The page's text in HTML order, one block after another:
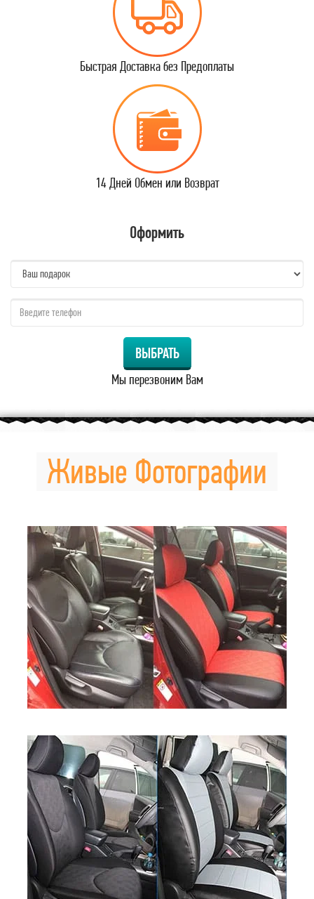
Быстрая Доставка без Предоплаты
14 Дней Обмен или Возврат
Оформить
ВЫБРАТЬ
Мы перезвоним Вам
Живые Фотографии